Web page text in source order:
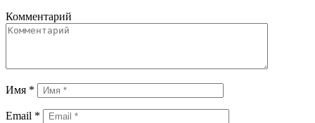
Комментарий
Имя *
Email *